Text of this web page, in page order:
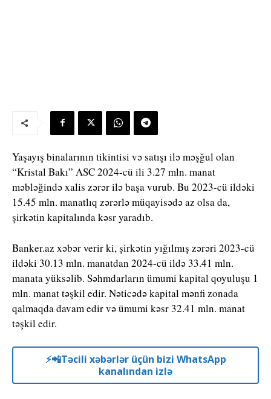
Yaşayış binalarının tikintisi və satışı ilə məşğul olan
“Kristal Bakı” ASC 2024-cü ili 3.27 mln. manat
məbləğində xalis zərər ilə başa vurub. Bu 2023-cü ildəki
15.45 mln. manatlıq zərərlə müqayisədə az olsa da,
şirkətin kapitalında kəsr yaradıb.
Banker.az xəbər verir ki, şirkətin yığılmış zərəri 2023-cü
ildəki 30.13 mln. manatdan 2024-cü ildə 33.41 mln.
manata yüksəlib. Səhmdarların ümumi kapital qoyuluşu 1
mln. manat təşkil edir. Nəticədə kapital mənfi zonada
qalmaqda davam edir və ümumi kəsr 32.41 mln. manat
təşkil edir.
⚡️📲Təcili xəbərlər üçün bizi WhatsApp
kanalından izlə